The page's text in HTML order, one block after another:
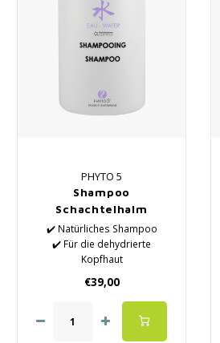
PHYTO 5
Shampoo
Schachtelhalm
Buchweizenwasser
✔️ Natürliches Shampoo
✔️ Für die dehydrierte
Kopfhaut
✔️ Bietet Glanz und natürliche
✔️ Verbessert den
€39,00